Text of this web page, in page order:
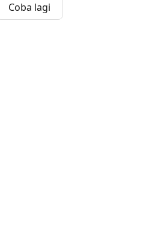
Coba lagi